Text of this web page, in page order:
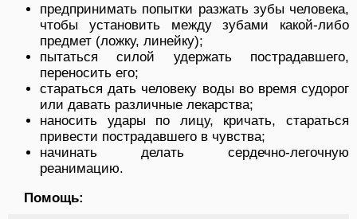
предпринимать попытки разжать зубы человека,
чтобы установить между зубами какой-либо
предмет (ложку, линейку);
пытаться силой удержать пострадавшего,
переносить его;
стараться дать человеку воды во время судорог
или давать различные лекарства;
наносить удары по лицу, кричать, стараться
привести пострадавшего в чувства;
начинать делать сердечно-легочную
реанимацию.
Помощь: